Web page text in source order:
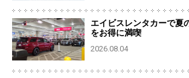
エイビスレンタカーで夏
をお得に満喫
2026.08.04